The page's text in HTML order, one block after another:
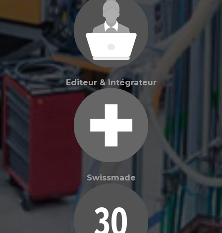
Editeur & Intégrateur
Swissmade